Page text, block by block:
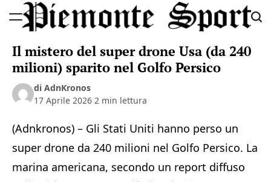
to
Sport
Il mistero del super drone Usa (da 240
milioni) sparito nel Golfo Persico
di AdnKronos
17 Aprile 2026 2 min lettura
(Adnkronos) – Gli Stati Uniti hanno perso un
super drone da 240 milioni nel Golfo Persico. La
marina americana, secondo un report diffuso